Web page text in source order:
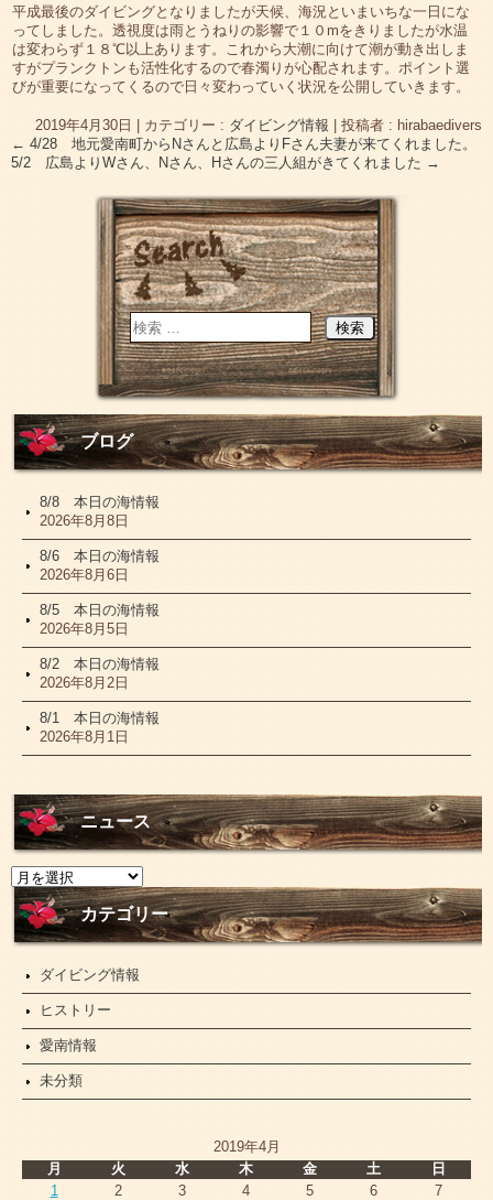
平成最後のダイビングとなりましたが天候、海況といまいちな一日にな
ってしました。透視度は雨とうねりの影響で１０mをきりましたが水温
は変わらず１８℃以上あります。これから大潮に向けて潮が動き出しま
すがプランクトンも活性化するので春濁りが心配されます。ポイント選
びが重要になってくるので日々変わっていく状況を公開していきます。
2019年4月30日 カテゴリー : ダイビング情報
投稿者 : hirabaedivers
← 4/28 地元愛南町からNさんと広島よりFさん夫妻が来てくれました。
5/2 広島よりWさん、Nさん、Hさんの三人組がきてくれました →
ブログ
8/8 本日の海情報
2026年8月8日
8/6 本日の海情報
2026年8月6日
8/5 本日の海情報
2026年8月5日
8/2 本日の海情報
2026年8月2日
8/1 本日の海情報
2026年8月1日
ニュース
ニ
ュ
ー
カテゴリー
ダイビング情報
ヒストリー
愛南情報
未分類
2019年4月
月
火 水 木 金 土
日
1
2 3 4 5 6
7